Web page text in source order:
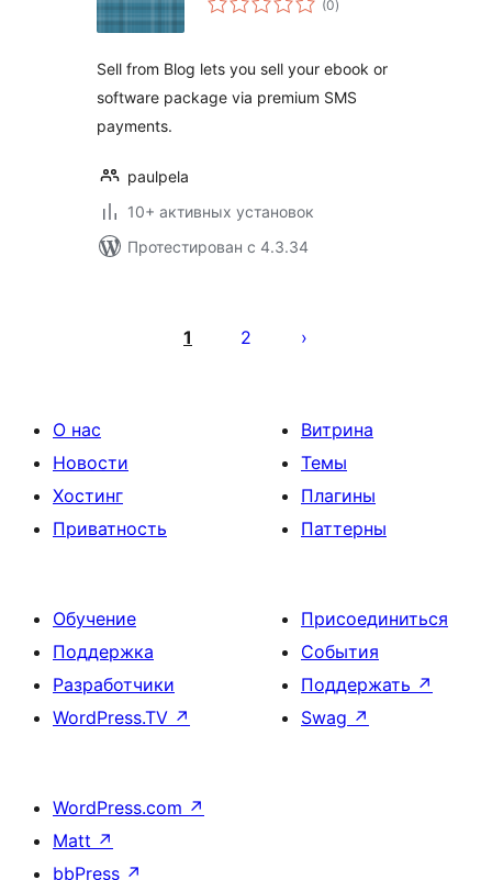
(0рейтинг
)
Sell from Blog lets you sell your ebook or
software package via premium SMS
payments.
paulpela
10+ активных установок
Протестирован с 4.3.34
записей
1 2
О нас
Новости
Хостинг
Приватность
Витрина
Темы
Плагины
Паттерны
Обучение
Поддержка
Разработчики
WordPress.TV ↗
Присоединиться
События
Поддержать ↗
Swag ↗
WordPress.com ↗
Matt ↗
bbPress ↗